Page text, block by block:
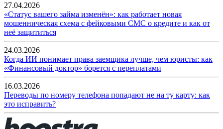
27.04.2026
«Статус вашего займа изменён»: как работает новая
мошенническая схема с фейковыми СМС о кредите и как от
неё защититься
24.03.2026
Когда ИИ понимает права заемщика лучше, чем юристы: как
«Финансовый доктор» борется с переплатами
16.03.2026
Переводы по номеру телефона попадают не на ту карту: как
это исправить?